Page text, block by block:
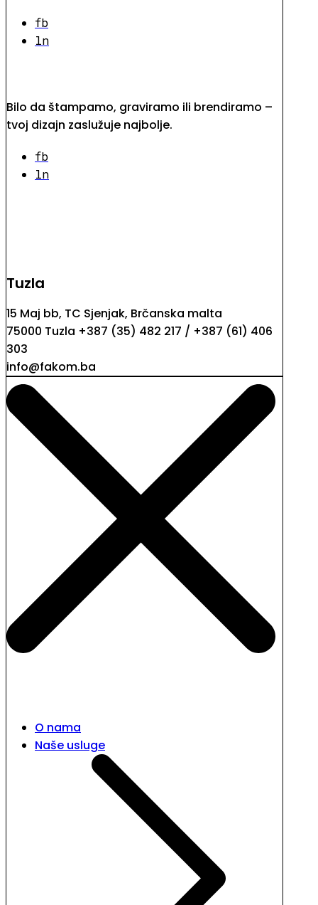
fb
ln
Bilo da štampamo, graviramo ili brendiramo –
tvoj dizajn zaslužuje najbolje.
fb
ln
Tuzla
15 Maj bb, TC Sjenjak, Brčanska malta
75000 Tuzla +387 (35) 482 217 / +387 (61) 406
303
info@fakom.ba
O nama
Naše usluge